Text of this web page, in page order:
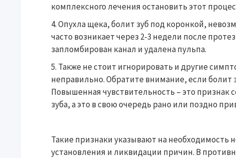
комплексного лечения остановить этот
Опухла щека, болит зуб под коронкой,
часто возникает через 2-3 недели после
запломбирован канал и удалена пульпа.
Также не стоит игнорировать и другие
неправильно. Обратите внимание, если болит
Повышенная чувствительность – это признак
зуба, а это в свою очередь рано или поздно
Такие признаки указывают на необходимость
установления и ликвидации причин. В